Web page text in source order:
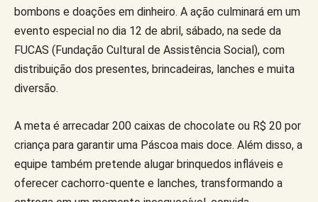
bombons e doações em dinheiro. A ação culminará em um
evento especial no dia 12 de abril, sábado, na sede da
FUCAS (Fundação Cultural de Assistência Social), com
distribuição dos presentes, brincadeiras, lanches e muita
diversão.
A meta é arrecadar 200 caixas de chocolate ou R$ 20 por
criança para garantir uma Páscoa mais doce. Além disso, a
equipe também pretende alugar brinquedos infláveis e
oferecer cachorro-quente e lanches, transformando a